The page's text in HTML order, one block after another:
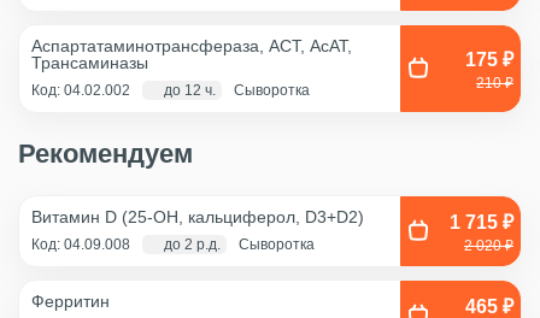
Аспартатаминотрансфераза, АСТ, АсАТ,
Трансаминазы
Код: 04.02.002 до 12 ч. Сыворотка
175 ₽
210 ₽
Рекомендуем
Витамин D (25-OH, кальциферол, D3+D2)
Код: 04.09.008 до 2 р.д. Сыворотка
1 715 ₽
2 020 ₽
Ферритин 465 ₽